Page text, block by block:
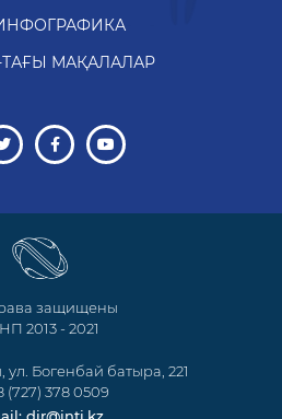
ТАҒЫ МАҚАЛАЛАР
защищены
2013 - 2021
Богенбай батыра, 221
(727) 378 0509